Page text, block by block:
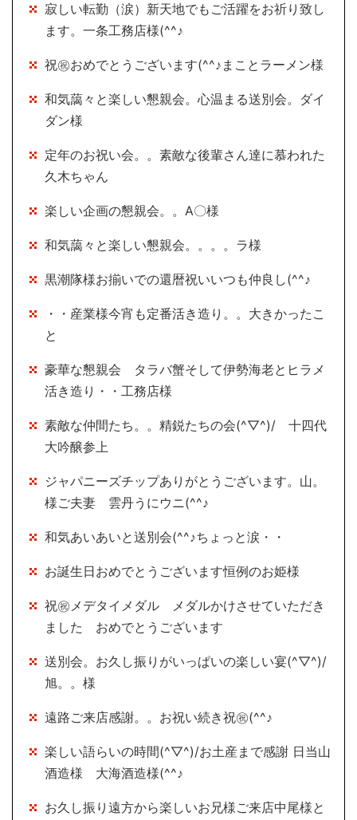
寂しい転勤（涙）新天地でもご活躍をお祈り致し
ます。一条工務店様(^^♪
祝㊗おめでとうございます(^^♪まことラーメン様
和気藹々と楽しい懇親会。心温まる送別会。ダイ
ダン様
定年のお祝い会。。素敵な後輩さん達に慕われた
久木ちゃん
楽しい企画の懇親会。。A〇様
和気藹々と楽しい懇親会。。。。ラ様
黒潮隊様お揃いでの還暦祝いいつも仲良し(^^♪
・・産業様今宵も定番活き造り。。大きかったこ
と
豪華な懇親会 タラバ蟹そして伊勢海老とヒラメ
活き造り・・工務店様
素敵な仲間たち。。精鋭たちの会(^▽^)/ 十四代
大吟醸参上
ジャパニーズチップありがとうございます。山。
様ご夫妻 雲丹うにウニ(^^♪
和気あいあいと送別会(^^♪ちょっと涙・・
お誕生日おめでとうございます恒例のお姫様
祝㊗メデタイメダル メダルかけさせていただき
ました おめでとうございます
送別会。お久し振りがいっぱいの楽しい宴(^▽^)/
旭。。様
遠路ご来店感謝。。お祝い続き祝㊗(^^♪
楽しい語らいの時間(^▽^)/お土産まで感謝 日当山
酒造様 大海酒造様(^^♪
お久し振り遠方から楽しいお兄様ご来店中尾様と